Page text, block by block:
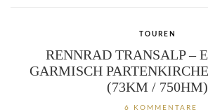
TOUREN
RENNRAD TRANSALP –
GARMISCH
(73KM / 750HM)
6 KOMMENTARE